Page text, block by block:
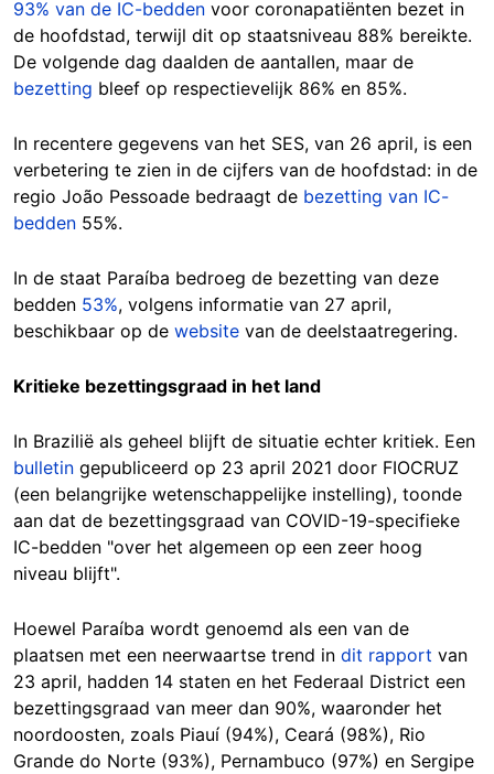
93% van de IC-bedden voor coronapatiënten bezet in
de hoofdstad, terwijl dit op staatsniveau 88% bereikte.
De volgende dag daalden de aantallen, maar de
bezetting bleef op respectievelijk 86% en 85%.
In recentere gegevens van het SES, van 26 april, is een
verbetering te zien in de cijfers van de hoofdstad: in de
regio João Pessoade bedraagt de bezetting van IC-
bedden 55%.
In de staat Paraíba bedroeg de bezetting van deze
bedden 53%, volgens informatie van 27 april,
beschikbaar op de website van de deelstaatregering.
Kritieke bezettingsgraad in het land
In Brazilië als geheel blijft de situatie echter kritiek. Een
bulletin gepubliceerd op 23 april 2021 door FIOCRUZ
(een belangrijke wetenschappelijke instelling), toonde
aan dat de bezettingsgraad van COVID-19-specifieke
IC-bedden "over het algemeen op een zeer hoog
niveau blijft".
Hoewel Paraíba wordt genoemd als een van de
plaatsen met een neerwaartse trend in dit rapport van
23 april, hadden 14 staten en het Federaal District een
bezettingsgraad van meer dan 90%, waaronder het
noordoosten, zoals Piauí (94%), Ceará (98%), Rio
Grande do Norte (93%), Pernambuco (97%) en Sergipe